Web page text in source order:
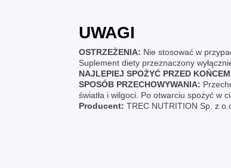
UWAGI
OSTRZEŻENIA: Nie stosować w
Suplement diety przeznaczony
NAJLEPIEJ SPOŻYĆ PRZED
SPOSÓB PRZECHOWYWANIA:
światła i wilgoci. Po otwarciu spożyć w
Producent: TREC NUTRITION Sp. z